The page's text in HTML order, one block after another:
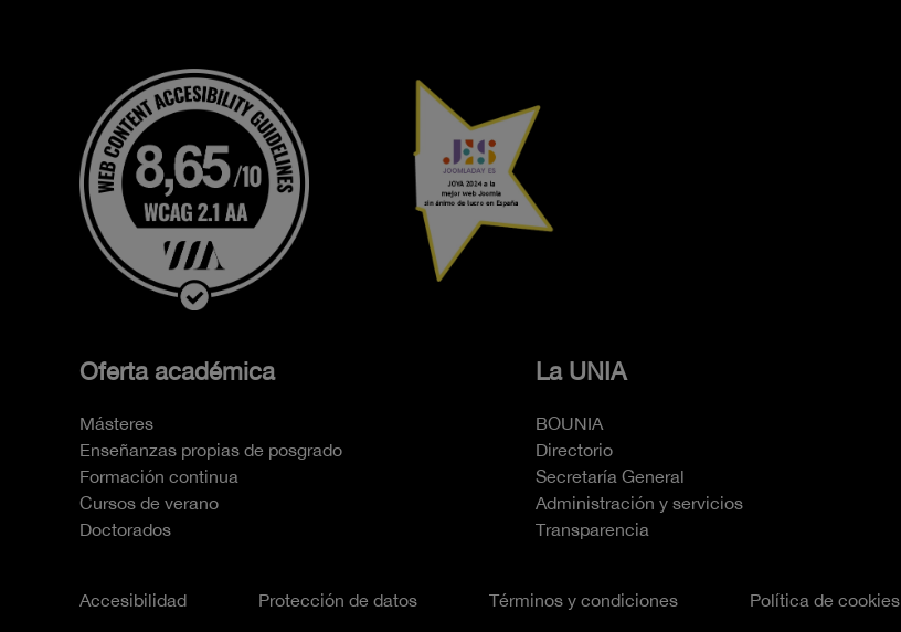
Oferta académica
Másteres
Enseñanzas propias de posgrado
Formación continua
Cursos de verano
Doctorados
La UNIA
BOUNIA
Directorio
Secretaría General
Administración y servicios
Transparencia
Accesibilidad Protección de datos Términos y condiciones Política de cookies